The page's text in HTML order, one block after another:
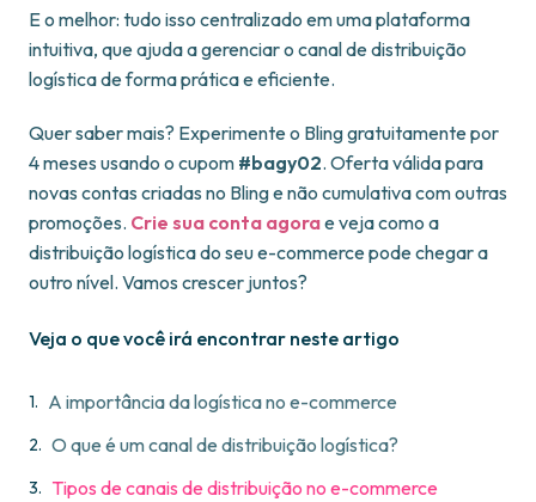
E o melhor: tudo isso centralizado em uma plataforma
intuitiva, que ajuda a gerenciar o canal de distribuição
logística de forma prática e eficiente.
Quer saber mais? Experimente o Bling gratuitamente por
4 meses usando o cupom #bagy02. Oferta válida para
novas contas criadas no Bling e não cumulativa com outras
promoções. Crie sua conta agorae veja como a
distribuição logística do seu e-commerce pode chegar a
outro nível. Vamos crescer juntos?
Veja o que você irá encontrar neste artigo
A importância da logística no e-commerce
O que é um canal de distribuição logística?
Tipos de canais de distribuição no e-commerce